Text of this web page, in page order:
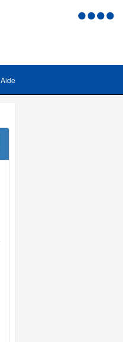
Menu
Aide